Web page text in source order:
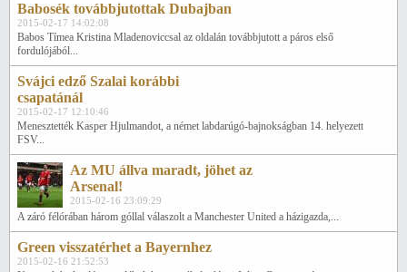
Babosék továbbjutottak Dubajban
2015-02-17 14:02:08
Babos Tímea Kristina Mladenoviccsal az oldalán továbbjutott a páros első
fordulójából...
Svájci edző Szalai korábbi
csapatánál
2015-02-17 12:10:46
Menesztették Kasper Hjulmandot, a német labdarúgó-bajnokságban 14. helyezett
FSV...
Az MU állva maradt, jöhet az
Arsenal!
2015-02-16 23:09:29
A záró félórában három góllal válaszolt a Manchester United a házigazda,...
Green visszatérhet a Bayernhez
2015-02-16 21:52:53